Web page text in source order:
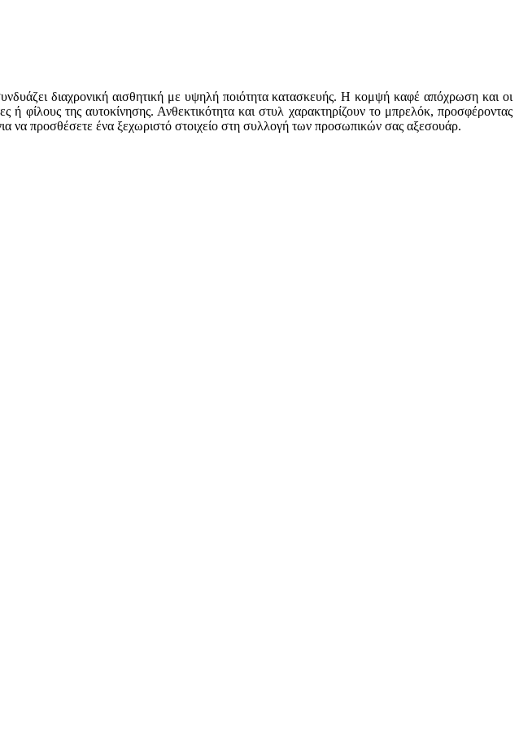
διαχρονική αισθητική με υψηλή ποιότητα κατασκευής. Η κομψή καφέ απόχρωση και οι
φίλους της αυτοκίνησης. Ανθεκτικότητα και στυλ χαρακτηρίζουν το μπρελόκ, προσφέροντας
να προσθέσετε ένα ξεχωριστό στοιχείο στη συλλογή των προσωπικών σας αξεσουάρ.